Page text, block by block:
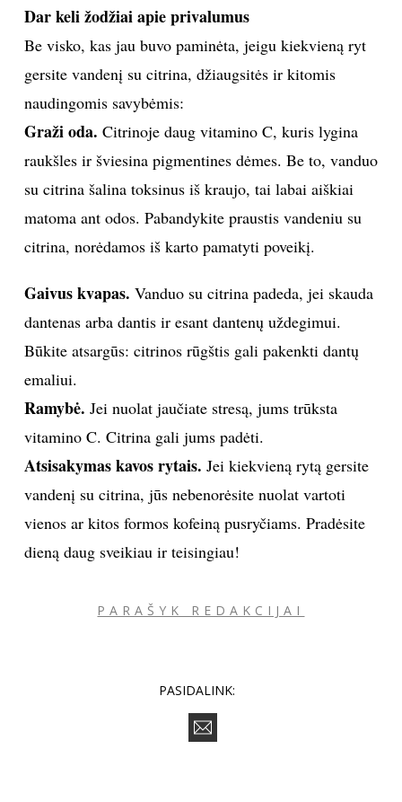
Sekite mus:
PRENUMERUOK
Prenumeruodami portalą,
taisyklėmis
Dar keli žodžiai apie privalumus
Be visko, kas jau buvo paminėta, jeigu kiekvieną ryt
gersite vandenį su citrina, džiaugsitės ir kitomis
naudingomis savybėmis:
Graži oda. Citrinoje daug vitamino C, kuris lygina
raukšles ir šviesina pigmentines dėmes. Be to, vanduo
su citrina šalina toksinus iš kraujo, tai labai aiškiai
matoma ant odos. Pabandykite praustis vandeniu su
citrina, norėdamos iš karto pamatyti poveikį.
Gaivus kvapas. Vanduo su citrina padeda, jei skauda
dantenas arba dantis ir esant dantenų uždegimui.
Būkite atsargūs: citrinos rūgštis gali pakenkti dantų
emaliui.
Ramybė. Jei nuolat jaučiate stresą, jums trūksta
vitamino C. Citrina gali jums padėti.
Atsisakymas kavos rytais. Jei kiekvieną rytą gersite
vandenį su citrina, jūs nebenorėsite nuolat vartoti
vienos ar kitos formos kofeiną pusryčiams. Pradėsite
dieną daug sveikiau ir teisingiau!
PARAŠYK REDAKCIJAI
PASIDALINK: